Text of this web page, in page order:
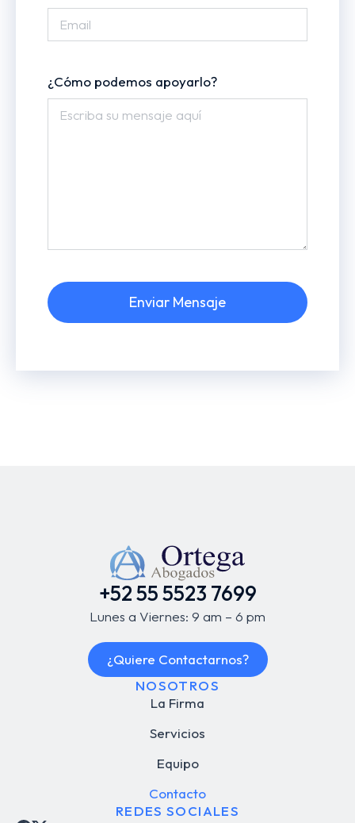
¿Cómo podemos apoyarlo?
Enviar Mensaje
+52 55 5523 7699
Lunes a Viernes: 9 am – 6 pm
¿Quiere Contactarnos?
NOSOTROS
La Firma
Servicios
Equipo
Contacto
REDES SOCIALES